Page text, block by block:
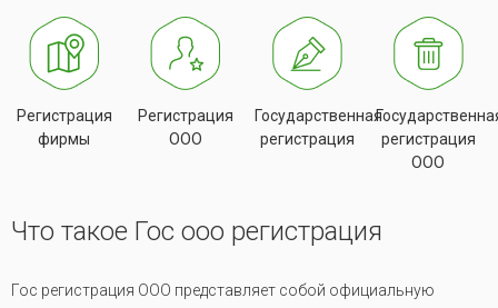
Регистрация
фирмы
Регистрация
ООО
Государственная
регистрация
регистрация
ООО
Что такое Гос ооо регистрация
Гос регистрация ООО представляет собой официальную